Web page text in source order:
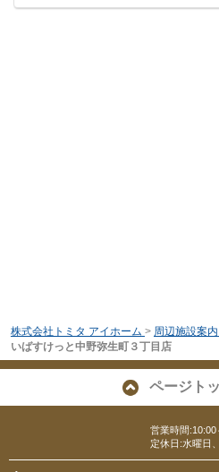
株式会社トミタ アイホーム > 周辺施設案内
いばすけっと中野弥生町３丁目店
ページト
営業時間:10:00
定休日:水曜日